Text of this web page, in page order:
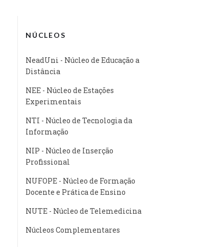
NÚCLEOS
NeadUni - Núcleo de Educação a
Distância
NEE - Núcleo de Estações
Experimentais
NTI - Núcleo de Tecnologia da
Informação
NIP - Núcleo de Inserção
Profissional
NUFOPE - Núcleo de Formação
Docente e Prática de Ensino
NUTE - Núcleo de Telemedicina
Núcleos Complementares